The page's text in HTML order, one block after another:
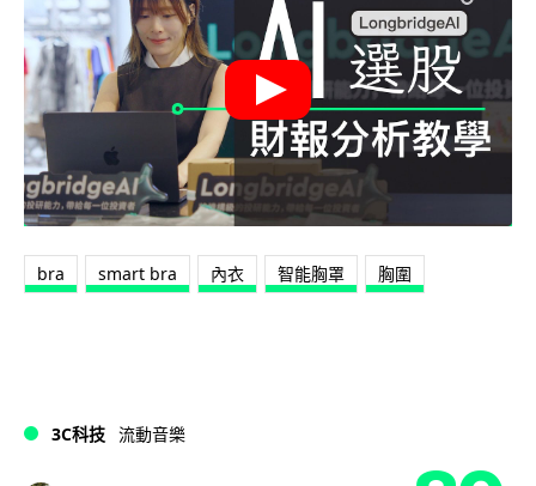
bra smart bra 內衣 智能胸罩 胸圍
3C科技 流動音樂